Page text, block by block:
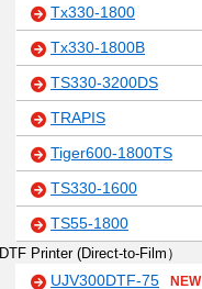
Tx330-1800
Tx330-1800B
TS330-3200DS
TRAPIS
Tiger600-1800TS
TS330-1600
TS55-1800
DTF Printer (Direct-to-Film）
UJV300DTF-75 NEW